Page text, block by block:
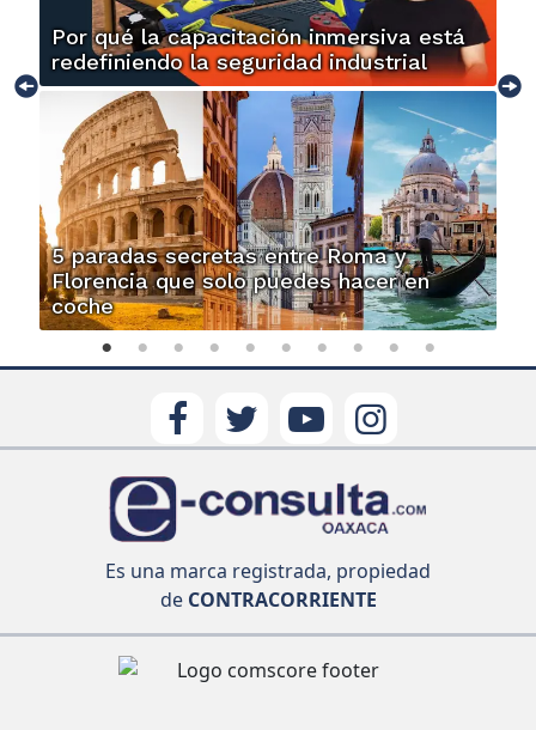
Por qué la capacitación inmersiva está
redefiniendo la seguridad industrial
5 paradas secretas entre Roma y
Florencia que solo puedes hacer en
coche
Es una marca registrada, propiedad
deCONTRACORRIENTE